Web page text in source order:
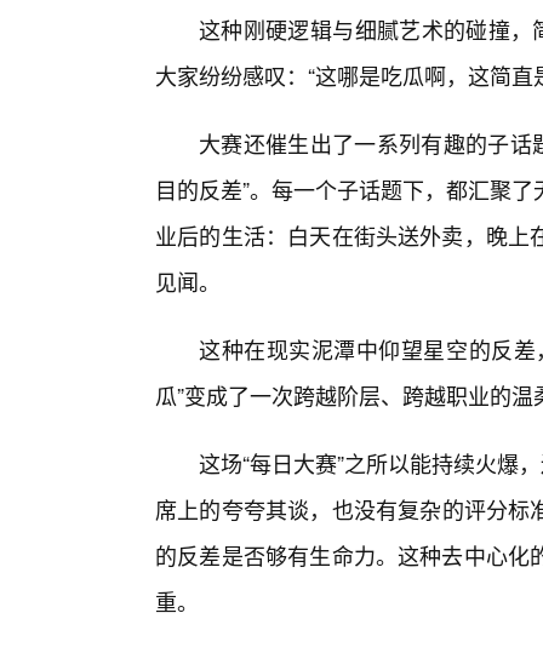
这种刚硬逻辑与细腻艺术的碰撞，
大家纷纷感叹：“这哪是吃瓜啊，这简
大赛还催生出了一系列有趣的子话
目的反差”。每一个子话题下，都汇聚
业后的生活：白天在街头送外卖，晚
见闻。
这种在现实泥潭中仰望星空的反
瓜”变成了一次跨越阶层、跨越职业的温
这场“每日大赛”之所以能持续火爆
席上的夸夸其谈，也没有复杂的评分
的反差是否够有生命力。这种去中心
重。